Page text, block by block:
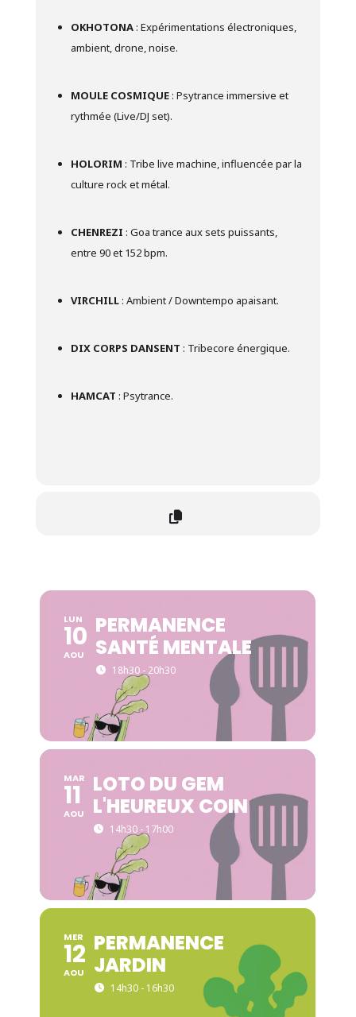
OKHOTONA: Expérimentations électroniques,
ambient, drone, noise.
MOULE COSMIQUE: Psytrance immersive et
rythmée (Live/DJ set).
HOLORIM : Tribe live machine, influencée par la
culture rock et métal.
CHENREZI : Goa trance aux sets puissants,
entre 90 et 152 bpm.
VIRCHILL: Ambient / Downtempo apaisant.
DIX CORPS DANSENT : Tribecore énergique.
HAMCAT : Psytrance.
LUN
10
AOU
PERMANENCE
SANTÉ MENTALE
18h30 - 20h30
MAR
11
AOU
LOTO DU GEM
L'HEUREUX COIN
14h30 - 17h00
MER
12
AOU
PERMANENCE
JARDIN
14h30 - 16h30